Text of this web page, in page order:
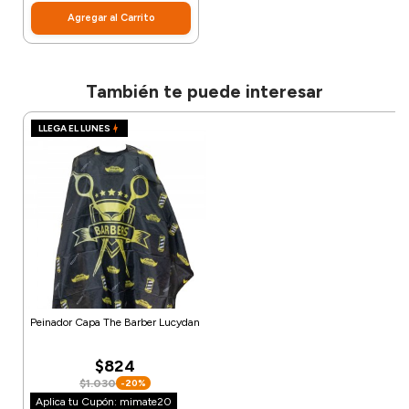
Agregar al Carrito
También te puede interesar
LLEGA EL LUNES
Peinador Capa The Barber Lucydan
$824
$1.030 -20%
Aplica tu Cupón: mimate20